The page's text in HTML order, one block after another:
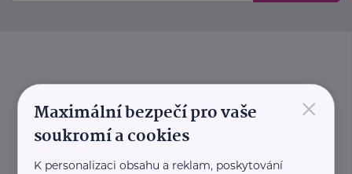
×
Maximální bezpečí pro vaše
soukromí a cookies
K personalizaci obsahu a reklam, poskytování